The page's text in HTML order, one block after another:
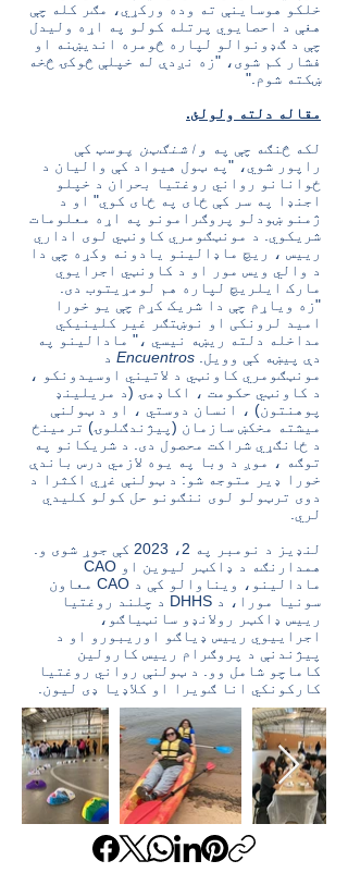
خلکو هوساینې ته وده ورکړي، مګر کله چې
هغې د احصایوي پرتله کولو په اړه ولیدل
چې د ګډونوالو لپاره څومره اندیښنه او
فشار کم شوی، "زه نږدې له خپلې څوکۍ څخه
ښکته شوم."
مقاله دلته ولولئ.
لکه څنګه چې په
واشنګټن پوسټ کې
راپور شوي، "په ټول هیواد کې والیان د
ځوانانو رواني روغتیا بحران د خپلو
اجنډا په سر کې ځای په ځای کوي" او د
ژمنو ښودلو پروګرامونو په اړه معلومات
شریکوي. د مونټګومري کاونټي لوی اداري
رییس ، ریچ ماډالینو یادونه وکړه چې دا
د والي ویس مور او د کاونټي اجرایوي
مارک ایلریچ لپاره هم لومړیتوب دی.
"زه ویاړم چې دا شریک کړم چې یو خورا
امید لرونکی او نوښتګر غیر کلینیکي
مداخله دلته ریښه نیسي ،" مادالینو په
دې پیښه کې وویل. Encuentros د
مونټګومري کاونټي د لاتیني اوسیدونکو ،
د کاونټي حکومت ، اکاډمۍ (د مریلینډ
پوهنتون) ، انسان دوستي ، او د ټولنې
میشته مخکښ سازمان (پیژندګلوۍ) ترمینځ
د ځانګړي شراکت محصول دی. د شریکانو په
توګه ، موږ د وبا په یوه لازمي درس باندې
خورا ډیر متوجه شو: د ټولنې غړي اکثرا د
دوی ترټولو لوی ننګونو حل کولو کلیدي
لري.
لنډیز د نومبر په 2، 2023 کې جوړ شوی و.
همدارنګه د ډاکټر لیوین او CAO
مادالینو، ویناوالو کې د CAO معاون
سونیا مورا، د DHHS د چلند روغتیا
رییس ډاکټر رولانډو سانټیاګو،
اجراییوي رییس ډیاګو اوریبورو او د
پیژندنې د پروګرام رییس کارولین
کاماچو شامل وو. د ټولنې رواني روغتیا
کارکونکي انا ګویرا او کلاډیا ډی لیون.